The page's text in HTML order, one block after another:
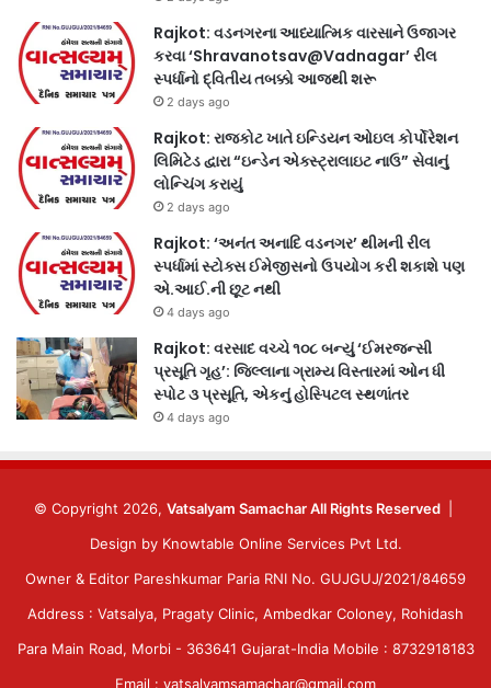
Rajkot: વડનગરના આધ્યાત્મિક વારસાને ઉજાગર
કરવા ‘Shravanotsav@Vadnagar’ રીલ
સ્પર્ધાનો દ્વિતીય તબક્કો આજથી શરૂ
2 days ago
Rajkot: રાજકોટ ખાતે ઇન્ડિયન ઓઇલ કોર્પોરેશન
લિમિટેડ દ્વારા “ઇન્ડેન એક્સ્ટ્રાલાઇટ નાઉ” સેવાનું
લોન્ચિંગ કરાયું
2 days ago
Rajkot: ‘અનંત અનાદિ વડનગર’ થીમની રીલ
સ્પર્ધામાં સ્ટોક્સ ઈમેજીસનો ઉપયોગ કરી શકાશે પણ
એ.આઈ.ની છૂટ નથી
4 days ago
Rajkot: વરસાદ વચ્ચે ૧૦૮ બન્યું ‘ઈમરજન્સી
પ્રસૂતિ ગૃહ’: જિલ્લાના ગ્રામ્ય વિસ્તારમાં ઓન ધી
સ્પોટ ૩ પ્રસૂતિ, એકનું હોસ્પિટલ સ્થળાંતર
4 days ago
© Copyright 2026, Vatsalyam Samachar All Rights Reserved
Design by Knowtable Online Services Pvt Ltd.
Owner & Editor Pareshkumar Paria RNI No. GUJGUJ/2021/84659
Address : Vatsalya, Pragaty Clinic, Ambedkar Coloney, Rohidash
Para Main Road, Morbi - 363641 Gujarat-India Mobile : 8732918183
Email : vatsalyamsamachar@gmail.com